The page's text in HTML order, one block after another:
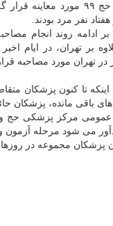
حج ۹۹ مورد معاینه
ادامه روند انجام
بر تهران، در ایام
در تهران مورد مصاحبه
باقی مانده، پزشكان
پزشكان مجموعه در